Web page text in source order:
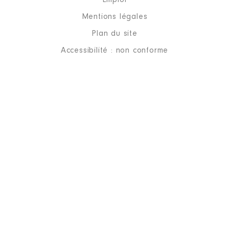
Mentions légales
Plan du site
Accessibilité : non conforme